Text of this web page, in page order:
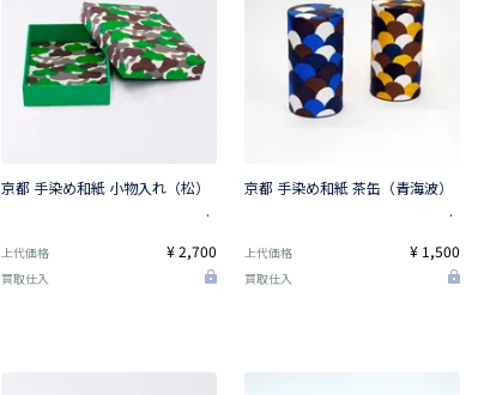
京都 手染め和紙 小物入れ（松）
上代価格 ¥ 2,700
買取仕入
京都 手染め和紙 茶缶（青海波）
上代価格 ¥ 1,500
買取仕入